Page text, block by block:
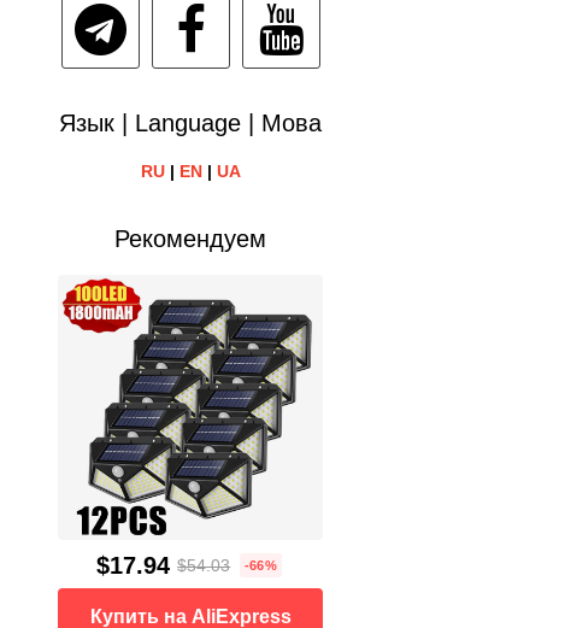
Язык | Language | Мова
RU| EN| UA
Рекомендуем
$17.94 $54.03 -66%
Купить на AliExpress